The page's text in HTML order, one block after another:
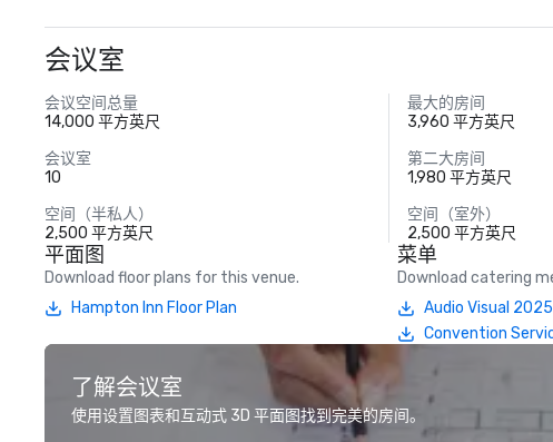
会议室
会议空间总量
14,000 平方英尺
最大的房间
3,960 平方英尺
会议室
10
第二大房间
1,980 平方英尺
空间（半私人）
2,500 平方英尺
空间（室外）
2,500 平方英尺
平面图
Download floor plans for this venue.
Hampton Inn Floor Plan
菜单
Download catering
Audio Visual 2025
Convention
了解会议室
使用设置图表和互动式 3D 平面图找到完美的房间。